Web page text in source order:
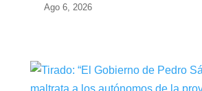
Ago 6, 2026